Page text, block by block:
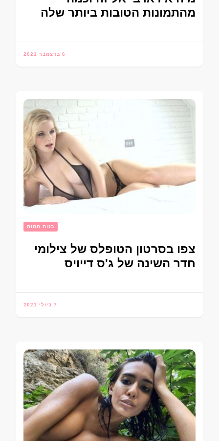
מהתמונות הטובות ביותר שלה
6 בדצמבר 2021
בנות חמות
צפו בסרטון הטופלס של צילומי
חדר השינה של ג'ס דייויס
7 ביולי 2021